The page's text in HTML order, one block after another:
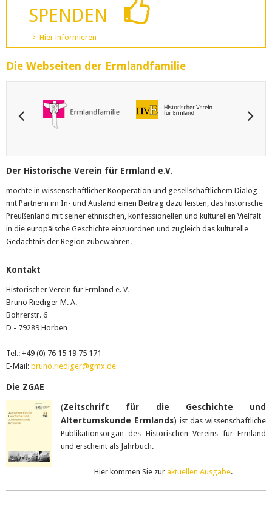
SPENDEN
Hier informieren
Die Webseiten der Ermlandfamilie
Der Historische Verein für Ermland e.V.
möchte in wissenschaftlicher Kooperation und gesellschaftlichem Dialog
mit Partnern im In- und Ausland einen Beitrag dazu leisten, das historische
Preußenland mit seiner ethnischen, konfessionellen und kulturellen Vielfalt
in die europäische Geschichte einzuordnen und zugleich das kulturelle
Gedächtnis der Region zubewahren.
Kontakt
Historischer Verein für Ermland e. V.
Bruno Riediger M. A.
Bohrerstr. 6
D - 79289 Horben
Tel.: +49 (0) 76 15 19 75 171
E-Mail: bruno.riediger@gmx.de
Die ZGAE
(Zeitschrift für die Geschichte und
Altertumskunde Ermlands)ist das wissenschaftliche
Publikationsorgan des Historischen Vereins für Ermland
und erscheint als Jahrbuch.
Hier kommen Sie zuraktuellen Ausgabe.